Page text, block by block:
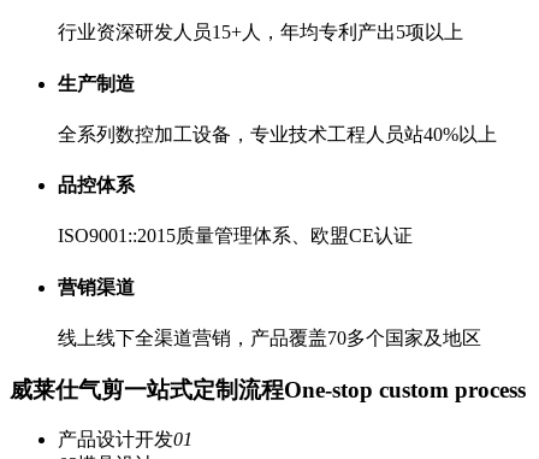
行业资深研发人员15+人，年均专利产出5项以上
生产制造
全系列数控加工设备，专业技术工程人员站40%以上
品控体系
ISO9001::2015质量管理体系、欧盟CE认证
营销渠道
线上线下全渠道营销，产品覆盖70多个国家及地区
威莱仕气剪一站式定制流程One-stop custom process
产品设计开发01